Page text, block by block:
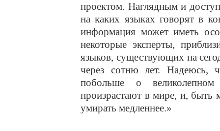
проектом. Наглядным и
на каких языках говорят в
информация может иметь
некоторые эксперты,
языков, существующих на
через сотню лет. Надеюсь,
побольше о
произрастают в мире, и, быть
умирать медленнее.»